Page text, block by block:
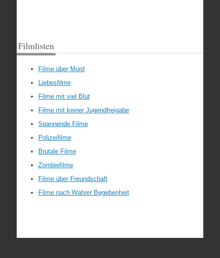
Filmlisten
Filme über Mord
Liebesfilme
Filme mit viel Blut
Filme mit keiner Jugendfreigabe
Spannende Filme
Polizeifilme
Brutale Filme
Zombiefilme
Filme über Freundschaft
Filme nach Wahrer Begebenheit